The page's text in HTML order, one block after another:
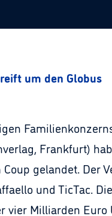
um den Globus
Frankfurt)
gelandet. Der
und TicTac.
vier Milliarden